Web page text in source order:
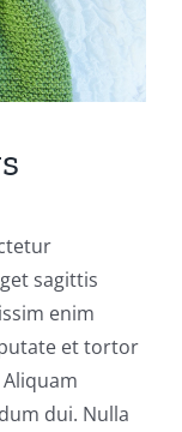
sagittis
enim
et tortor
dui. Nulla